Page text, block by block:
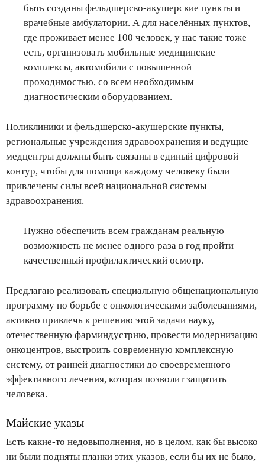
быть созданы фельдшерско-акушерские пункты и
врачебные амбулатории. А для населённых пунктов,
где проживает менее 100 человек, у нас такие тоже
есть, организовать мобильные медицинские
комплексы, автомобили с повышенной
проходимостью, со всем необходимым
диагностическим оборудованием.
Поликлиники и фельдшерско-акушерские пункты,
региональные учреждения здравоохранения и ведущие
медцентры должны быть связаны в единый цифровой
контур, чтобы для помощи каждому человеку были
привлечены силы всей национальной системы
здравоохранения.
Нужно обеспечить всем гражданам реальную
возможность не менее одного раза в год пройти
качественный профилактический осмотр.
Предлагаю реализовать специальную общенациональную
программу по борьбе с онкологическими заболеваниями,
активно привлечь к решению этой задачи науку,
отечественную фарминдустрию, провести модернизацию
онкоцентров, выстроить современную комплексную
систему, от ранней диагностики до своевременного
эффективного лечения, которая позволит защитить
человека.
Майские указы
Есть какие-то недовыполнения, но в целом, как бы высоко
ни были подняты планки этих указов, если бы их не было,